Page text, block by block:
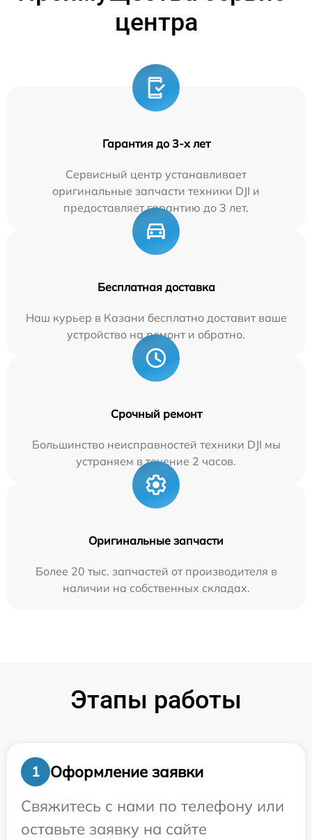
центра
Гарантия до 3-х лет
Сервисный центр устанавливает
оригинальные запчасти техники DJI и
предоставляет гарантию до 3 лет.
Бесплатная доставка
Наш курьер в Казани бесплатно доставит ваше
устройство на ремонт и обратно.
Срочный ремонт
Большинство неисправностей техники DJI мы
устраняем в течение 2 часов.
Оригинальные запчасти
Более 20 тыс. запчастей от производителя в
наличии на собственных складах.
Этапы работы
1
Оформление заявки
Свяжитесь с нами по телефону или
оставьте заявку на сайте